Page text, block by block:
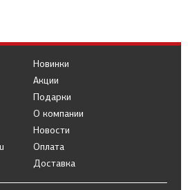
Новинки
Акции
Подарки
О компании
Новости
Оплата
Доставка